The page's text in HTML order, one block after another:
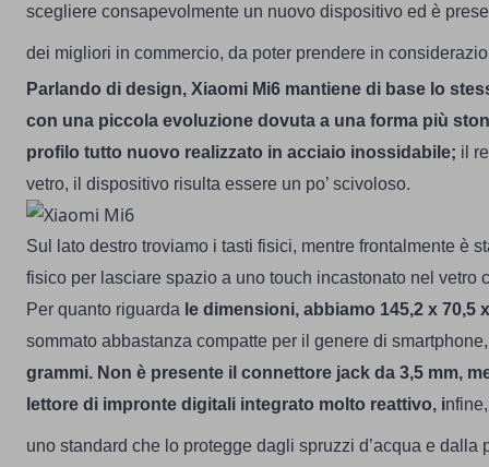
scegliere consapevolmente un nuovo dispositivo ed è
dei migliori in commercio, da poter prendere in
Parlando di design, Xiaomi Mi6 mantiene di base lo
con una piccola evoluzione dovuta a una forma più
profilo tutto nuovo realizzato in acciaio inossidabile; il
vetro, il dispositivo risulta essere un po’ scivoloso.
Sul lato destro troviamo i tasti fisici, mentre frontalmente è
fisico per lasciare spazio a uno touch incastonato nel vetro
Per quanto riguarda le dimensioni, abbiamo 145,2 x 70,5
sommato abbastanza compatte per il genere di
grammi. Non è presente il connettore jack da 3,5 mm,
lettore di impronte digitali integrato molto reattivo, i
uno standard che lo protegge dagli spruzzi d’acqua e dalla